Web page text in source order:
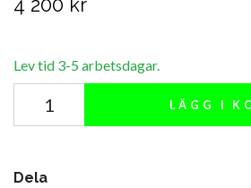
4 200 kr
Lev tid 3-5 arbetsdagar.
LÄGG I
Dela